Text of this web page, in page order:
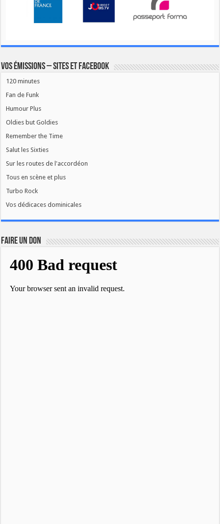
Vos émissions – Sites et Facebook
120 minutes
Fan de Funk
Humour Plus
Oldies but Goldies
Remember the Time
Salut les Sixties
Sur les routes de l'accordéon
Tous en scène et plus
Turbo Rock
Vos dédicaces dominicales
FAIRE UN DON